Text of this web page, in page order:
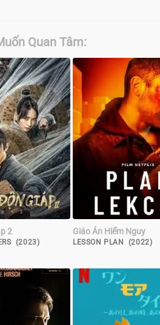
Quan Tâm:
2
(2023)
Giáo Án Hiểm Nguy
LESSON PLAN (2022)